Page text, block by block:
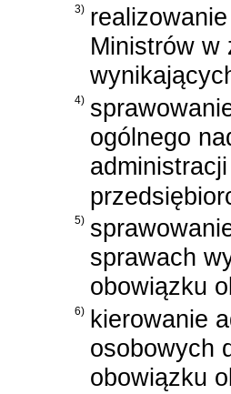
3)
Ministrów w
4)
ogólnego
5)
sprawach
obowiązku
6) kierowanie
osobowych
obowiązku